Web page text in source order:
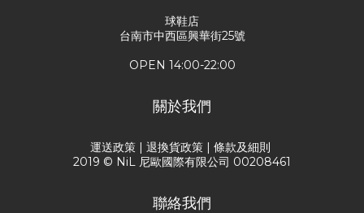
球鞋店
台南市中西區興華街25號
OPEN 14:00-22:00
關於我們
運送政策 | 退換貨政策 | 條款及細則
2019 © NiL 尼歐國際有限公司 00208461
聯絡我們